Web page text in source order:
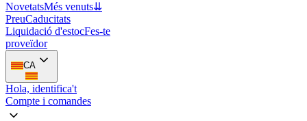
NovetatsMés venuts⇊
PreuCaducitats
Liquidació d'estocFes-te
proveïdor
CA
Hola, identifica't
Compte i comandes